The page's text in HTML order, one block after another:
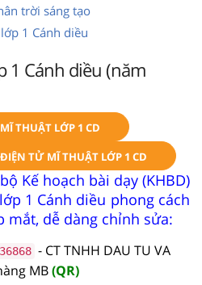
trời sáng tạo
1 Cánh diều
1 Cánh diều (năm
THUẬT LỚP 1 CD
TỬ MĨ THUẬT LỚP 1 CD
Kế hoạch bài dạy (KHBD)
1 Cánh diều phong cách
mắt, dễ dàng chỉnh sửa:
- CT TNHH DAU TU VA
MB(QR)